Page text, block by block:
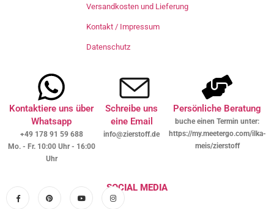
Versandkosten und Lieferung
Kontakt / Impressum
Datenschutz
Kontaktiere uns über
Whatsapp
+49 178 91 59 688
Mo. - Fr. 10:00 Uhr - 16:00
Uhr
Schreibe uns
eine Email
info@zierstoff.de
Persönliche Beratung
buche einen Termin unter:
https://my.meetergo.com/ilka-
meis/zierstoff
SOCIAL MEDIA